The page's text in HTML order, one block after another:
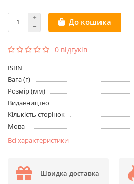
До кошика
0 відгуків
ISBN
Вага (г)
Розмір (мм)
Видавництво
Кількість сторінок
Мова
Всі характеристики
Швидка доставка